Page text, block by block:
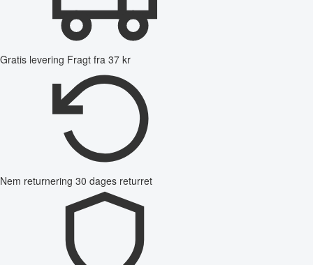
Gratis levering Fragt fra 37 kr
Nem returnering 30 dages returret